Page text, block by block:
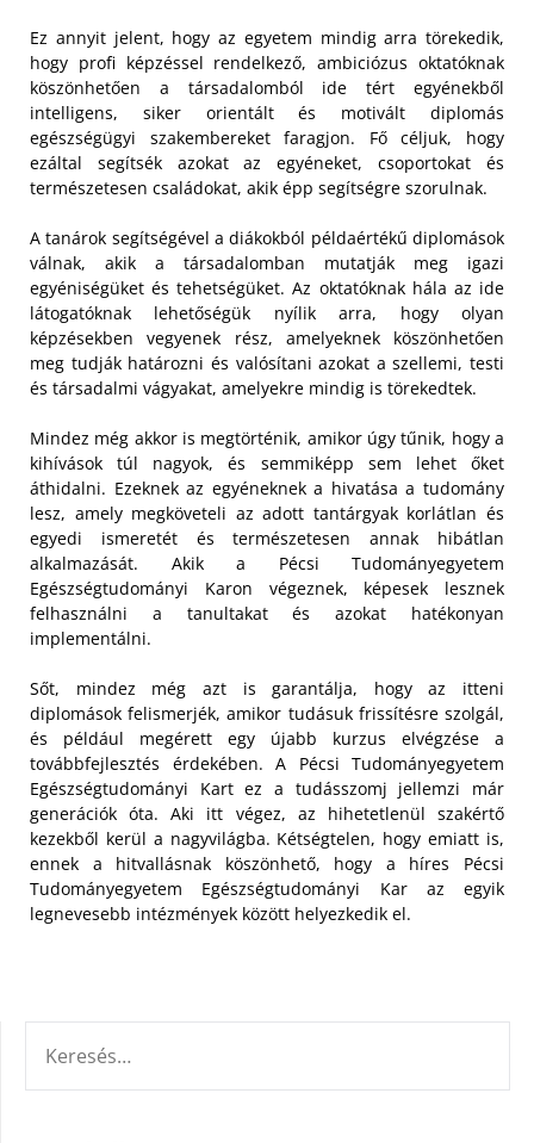
Ez annyit jelent, hogy az egyetem mindig arra törekedik,
hogy profi képzéssel rendelkező, ambiciózus oktatóknak
köszönhetően a társadalomból ide tért egyénekből
intelligens, siker orientált és motivált diplomás
egészségügyi szakembereket faragjon. Fő céljuk, hogy
ezáltal segítsék azokat az egyéneket, csoportokat és
természetesen családokat, akik épp segítségre szorulnak.
A tanárok segítségével a diákokból példaértékű diplomások
válnak, akik a társadalomban mutatják meg igazi
egyéniségüket és tehetségüket. Az oktatóknak hála az ide
látogatóknak lehetőségük nyílik arra, hogy olyan
képzésekben vegyenek rész, amelyeknek köszönhetően
meg tudják határozni és valósítani azokat a szellemi, testi
és társadalmi vágyakat, amelyekre mindig is törekedtek.
Mindez még akkor is megtörténik, amikor úgy tűnik, hogy a
kihívások túl nagyok, és semmiképp sem lehet őket
áthidalni. Ezeknek az egyéneknek a hivatása a tudomány
lesz, amely megköveteli az adott tantárgyak korlátlan és
egyedi ismeretét és természetesen annak hibátlan
alkalmazását. Akik a Pécsi Tudományegyetem
Egészségtudományi Karon végeznek, képesek lesznek
felhasználni a tanultakat és azokat hatékonyan
implementálni.
Sőt, mindez még azt is garantálja, hogy az itteni
diplomások felismerjék, amikor tudásuk frissítésre szolgál,
és például megérett egy újabb kurzus elvégzése a
továbbfejlesztés érdekében. A Pécsi Tudományegyetem
Egészségtudományi Kart ez a tudásszomj jellemzi már
generációk óta. Aki itt végez, az hihetetlenül szakértő
kezekből kerül a nagyvilágba. Kétségtelen, hogy emiatt is,
ennek a hitvallásnak köszönhető, hogy a híres Pécsi
Tudományegyetem Egészségtudományi Kar az egyik
legnevesebb intézmények között helyezkedik el.